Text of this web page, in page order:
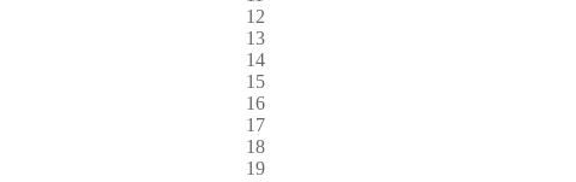
12
13
14
15
16
17
18
19